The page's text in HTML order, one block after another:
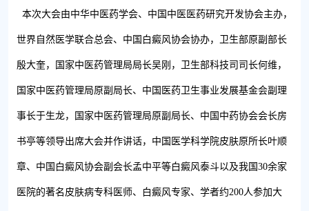
本次大会由中华中医药学会、中国中医医药研究开发协会主办，
世界自然医学联合总会、中国白癜风协会协办，卫生部原副部长
殷大奎，国家中医药管理局局长吴刚，卫生部科技司司长何维，
国家中医药管理局原副局长、中国医药卫生事业发展基金会副理
事长于生龙，国家中医药管理局原副局长、中国中药协会会长房
书亭等领导出席大会并作讲话，中国医学科学院皮肤原所长叶顺
章、中国白癜风协会副会长孟中平等白癜风泰斗以及我国30余家
医院的著名皮肤病专科医师、白癜风专家、学者约200人参加大